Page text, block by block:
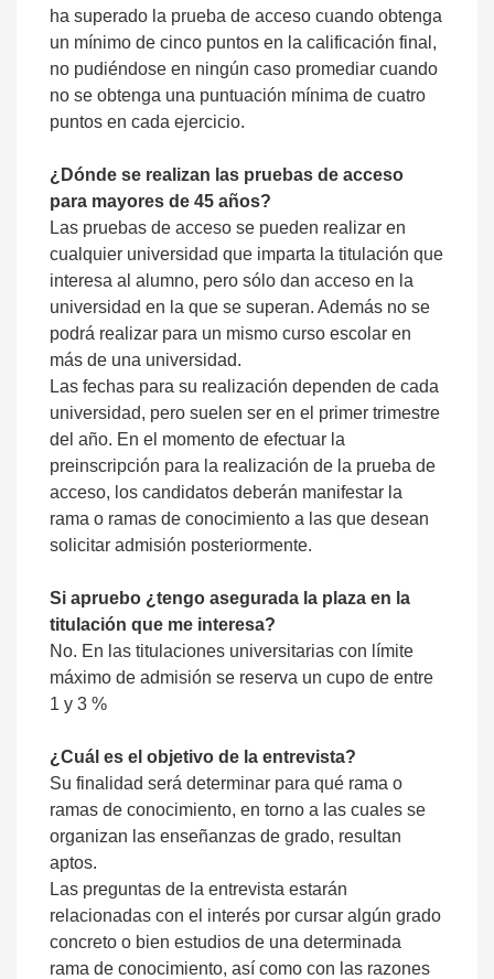
ha superado la prueba de acceso cuando obtenga
un mínimo de cinco puntos en la calificación final,
no pudiéndose en ningún caso promediar cuando
no se obtenga una puntuación mínima de cuatro
puntos en cada ejercicio.
¿Dónde se realizan las pruebas de acceso
para mayores de 45 años?
Las pruebas de acceso se pueden realizar en
cualquier universidad que imparta la titulación que
interesa al alumno, pero sólo dan acceso en la
universidad en la que se superan. Además no se
podrá realizar para un mismo curso escolar en
más de una universidad.
Las fechas para su realización dependen de cada
universidad, pero suelen ser en el primer trimestre
del año. En el momento de efectuar la
preinscripción para la realización de la prueba de
acceso, los candidatos deberán manifestar la
rama o ramas de conocimiento a las que desean
solicitar admisión posteriormente.
Si apruebo ¿tengo asegurada la plaza en la
titulación que me interesa?
No. En las titulaciones universitarias con límite
máximo de admisión se reserva un cupo de entre
1 y 3 %
¿Cuál es el objetivo de la entrevista?
Su finalidad será determinar para qué rama o
ramas de conocimiento, en torno a las cuales se
organizan las enseñanzas de grado, resultan
aptos.
Las preguntas de la entrevista estarán
relacionadas con el interés por cursar algún grado
concreto o bien estudios de una determinada
rama de conocimiento, así como con las razones